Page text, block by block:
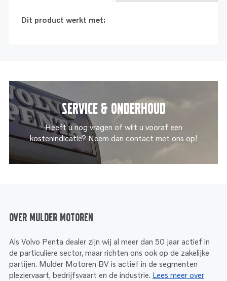
Dit product werkt met:
Service & onderhoud
Heeft u nog vragen of wilt u vooraf een
kostenindicatie? Neem dan contact met ons op!
Over Mulder Motoren
Als Volvo Penta dealer zijn wij al meer dan 50 jaar actief in
de particuliere sector, maar richten ons ook op de zakelijke
partijen. Mulder Motoren BV is actief in de segmenten
pleziervaart, bedrijfsvaart en de industrie. Lees meer over